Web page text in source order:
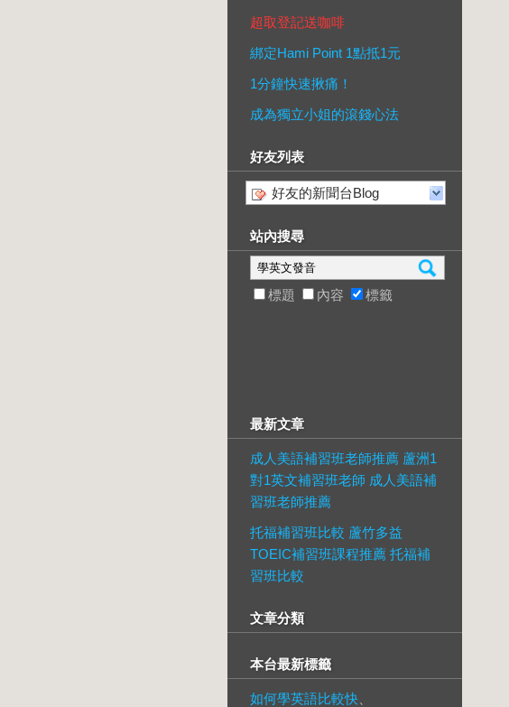
超取登記送咖啡
綁定Hami Point 1點抵1元
1分鐘快速揪痛！
成為獨立小姐的滾錢心法
好友列表
好友的新聞台Blog
站內搜尋
標題 內容 標籤
最新文章
成人美語補習班老師推薦 蘆洲1
對1英文補習班老師 成人美語補
習班老師推薦
托福補習班比較 蘆竹多益
TOEIC補習班課程推薦 托福補
習班比較
文章分類
本台最新標籤
如何學英語比較快